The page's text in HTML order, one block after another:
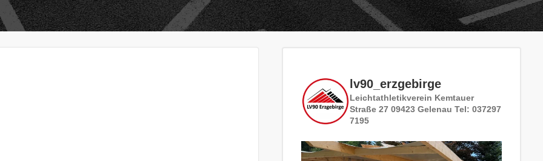
lv90_erzgebirge
Leichtathletikverein Kemtauer
Straße 27 09423 Gelenau Tel: 037297
7195